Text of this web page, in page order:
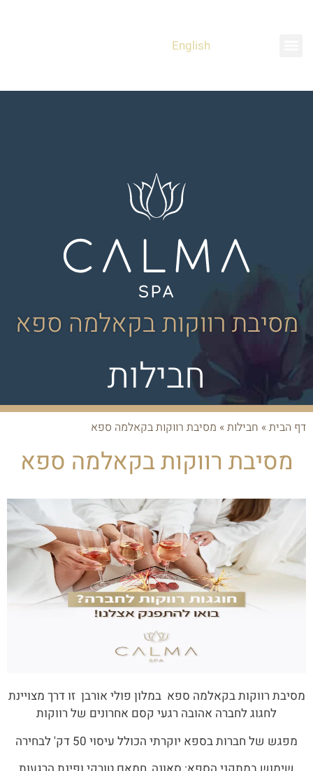
English
מסיבת רווקות בקאלמה ספא
חבילות
דף הבית» חבילות» מסיבת רווקות בקאלמה ספא
מסיבת רווקות בקאלמה ספא
מסיבת רווקות בקאלמה ספא במלון פולי אורבן זו דרך מצויינת
לחגוג לחברה אהובה רגעי קסם אחרונים של רווקות
מפגש של חברות בספא יוקרתי הכולל עיסוי 50 דק' לבחירה